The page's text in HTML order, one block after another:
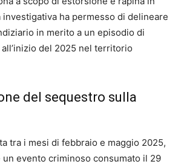
investigativa ha permesso di delineare
in merito a un episodio di
del 2025 nel territorio
del sequestro sulla
tra i mesi di febbraio e maggio 2025,
un evento criminoso consumato il 29